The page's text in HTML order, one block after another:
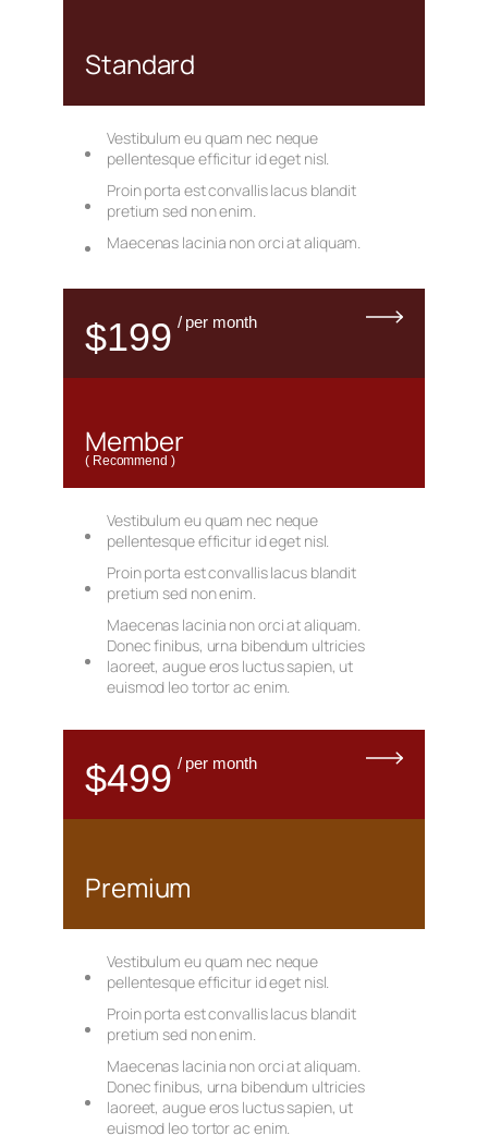
Standard
$199 / per month
Vestibulum eu quam nec neque
pellentesque efficitur id eget nisl.
Proin porta est convallis lacus blandit
pretium sed non enim.
Maecenas lacinia non orci at aliquam.
Member
( Recommend )
$499 / per month
Vestibulum eu quam nec neque
pellentesque efficitur id eget nisl.
Proin porta est convallis lacus blandit
pretium sed non enim.
Maecenas lacinia non orci at aliquam.
Donec finibus, urna bibendum ultricies
laoreet, augue eros luctus sapien, ut
euismod leo tortor ac enim.
Premium
Vestibulum eu quam nec neque
pellentesque efficitur id eget nisl.
Proin porta est convallis lacus blandit
pretium sed non enim.
Maecenas lacinia non orci at aliquam.
Donec finibus, urna bibendum ultricies
laoreet, augue eros luctus sapien, ut
euismod leo tortor ac enim.